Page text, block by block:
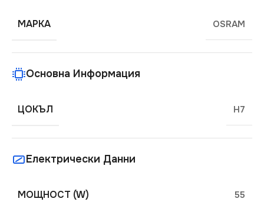
МАРКА OSRAM
Основна Информация
ЦОКЪЛ H7
Електрически Данни
МОЩНОСТ (W) 55